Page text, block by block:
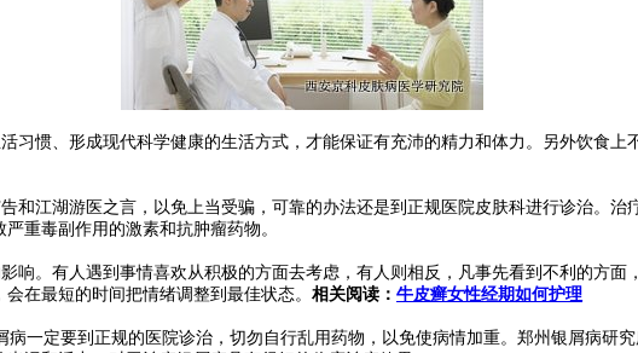
惯、形成现代科学健康的生活方式，才能保证有充沛的精力和体力。另外饮食上
江湖游医之言，以免上当受骗，可靠的办法还是到正规医院皮肤科进行诊治。治
重毒副作用的激素和抗肿瘤药物。
。有人遇到事情喜欢从积极的方面去考虑，有人则相反，凡事先看到不利的方
在最短的时间把情绪调整到最佳状态。 相关阅读： 牛皮癣女性经期如何护理
病一定要到正规的医院诊治，切勿自行乱用药物，以免使病情加重。郑州银屑病研